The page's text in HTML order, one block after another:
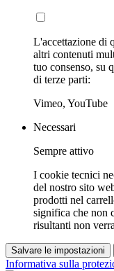
L'accettazione di
altri contenuti
tuo consenso, su
di terze parti:
Vimeo, YouTube
Necessari
Sempre attivo
I cookie tecnici
del nostro sito
prodotti nel
significa che non
risultanti non
Salvare le impostazioni
Informativa sulla